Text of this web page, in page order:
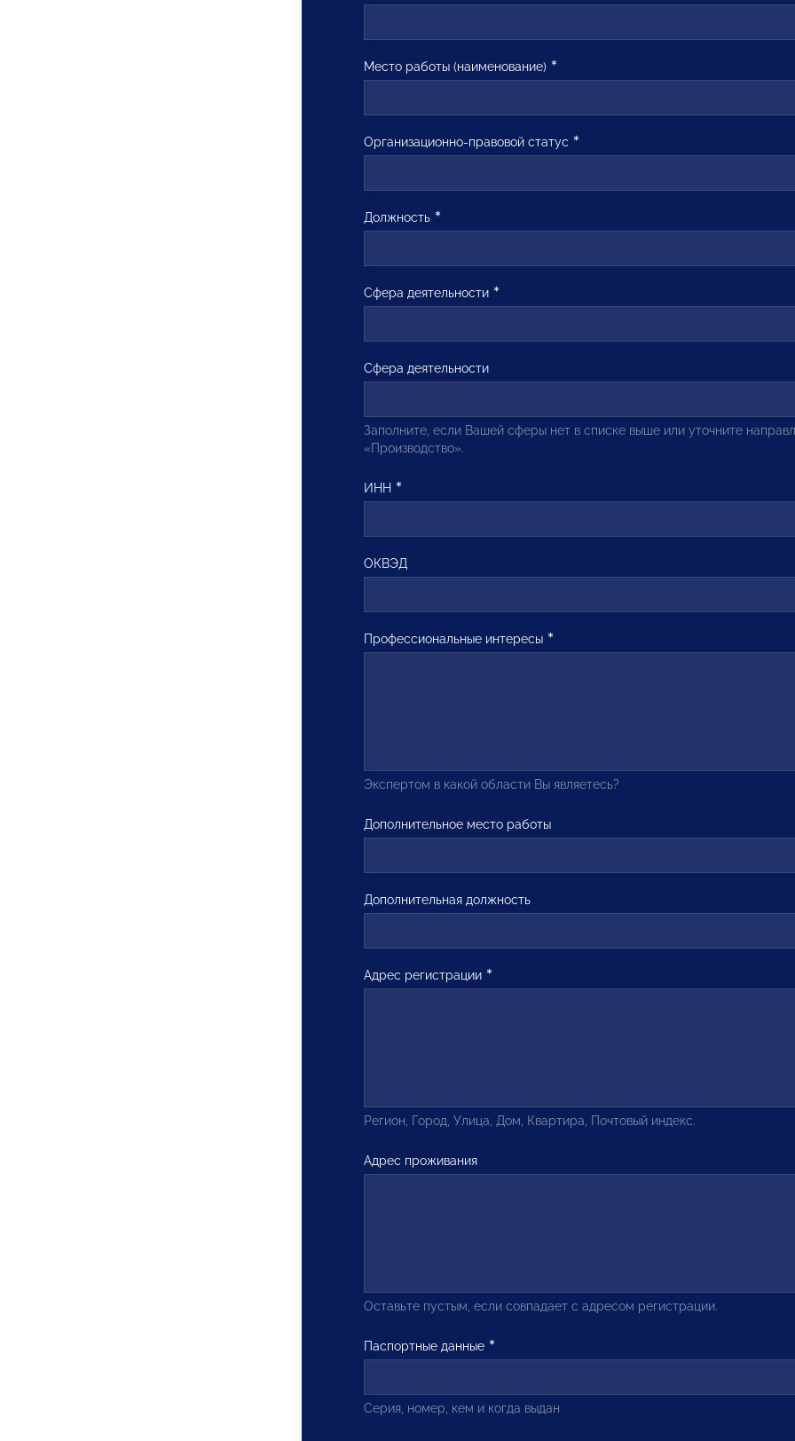
Место работы (наименование)
Организационно-правовой статус
Должность
Сфера деятельности
Сфера деятельности
Заполните, если Вашей сферы нет в списке выше или уточните
«Производство».
ИНН
ОКВЭД
Профессиональные интересы
Экспертом в какой области Вы являетесь?
Дополнительное место работы
Дополнительная должность
Адрес регистрации
Регион, Город, Улица, Дом, Квартира, Почтовый индекс.
Адрес проживания
Оставьте пустым, если совпадает с адресом регистрации.
Паспортные данные
Серия, номер, кем и когда выдан